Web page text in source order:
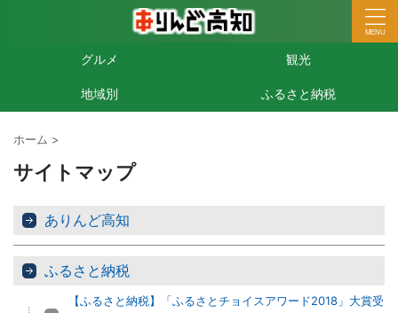
グルメ 観光
地域別 ふるさと納税
ホーム >
サイトマップ
ありんど高知
ふるさと納税
【ふるさと納税】「ふるさとチョイスアワード2018」大賞受